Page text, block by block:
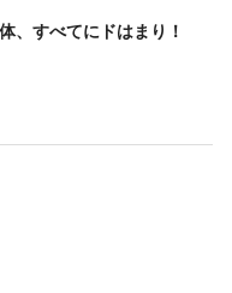
、すべてにドはまり！